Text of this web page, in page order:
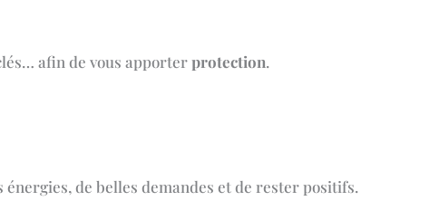
afin de vous apporterprotection.
de belles demandes et de rester positifs.